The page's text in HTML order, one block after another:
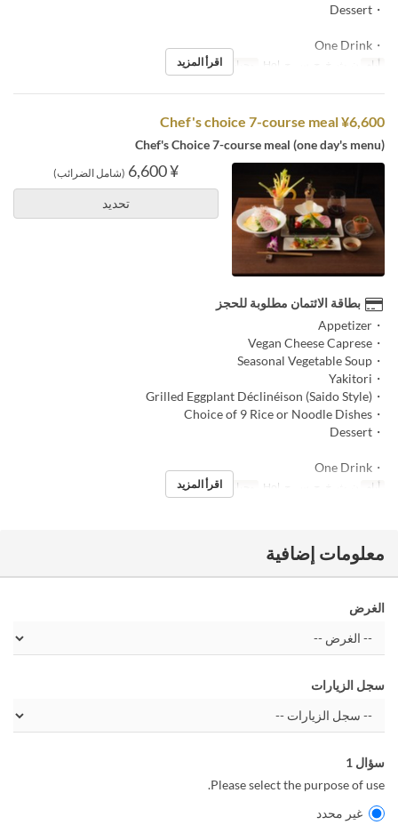
・Dessert
・One Drink
أيام وجبات العشاء
اقرأ المزيد
Chef's choice 7-course meal ¥6,600
Chef's Choice 7-course meal (one day's menu)
¥ 6,600 (شامل الضرائب)
تحديد
بطاقة الائتمان مطلوبة للحجز
・Appetizer
・Vegan Cheese Caprese
・Seasonal Vegetable Soup
・Yakitori
・Grilled Eggplant Déclinéison (Saido Style)
・Choice of 9 Rice or Noodle Dishes
・Dessert
・One Drink
أيام وجبات العشاء
اقرأ المزيد
معلومات إضافية
الغرض
سجل الزيارات
سؤال 1
Please select the purpose of use.
غير محدد